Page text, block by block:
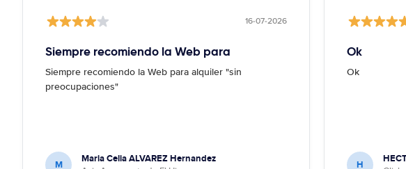
16-07-2026
Siempre recomiendo la Web para
Siempre recomiendo la Web para alquiler "sin
preocupaciones"
M Maria Celia ALVAREZ Hernandez
Ok
Ok
H